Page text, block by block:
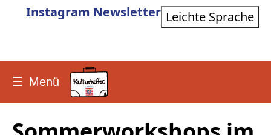
Instagram Newsletter Leichte Sprache
☰ Menü